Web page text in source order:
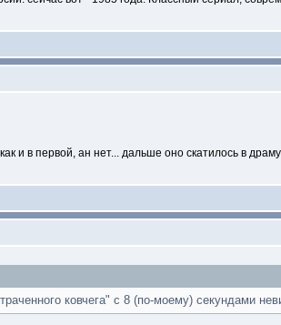
и в первой, ан нет... дальше оно скатилось в
ковчега" с 8 (по-моему) секундами